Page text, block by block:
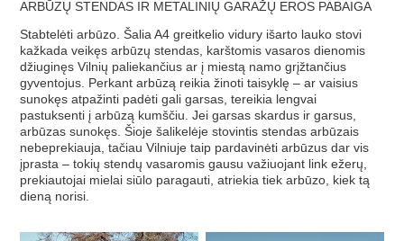
ARBŪZŲ STENDAS IR METALINIŲ GARAŽŲ EROS PABAIGA
Stabtelėti arbūzo. Šalia A4 greitkelio vidury išarto lauko stovi
kažkada veikęs arbūzų stendas, karštomis vasaros dienomis
džiuginęs Vilnių paliekančius ar į miestą namo grįžtančius
gyventojus. Perkant arbūzą reikia žinoti taisyklę – ar vaisius
sunokęs atpažinti padėti gali garsas, tereikia lengvai
pastuksenti į arbūzą kumščiu. Jei garsas skardus ir garsus,
arbūzas sunokęs. Šioje šalikelėje stovintis stendas arbūzais
nebeprekiauja, tačiau Vilniuje taip pardavinėti arbūzus dar vis
įprasta – tokių stendų vasaromis gausu važiuojant link ežerų,
prekiautojai mielai siūlo paragauti, atriekia tiek arbūzo, kiek tą
dieną norisi.